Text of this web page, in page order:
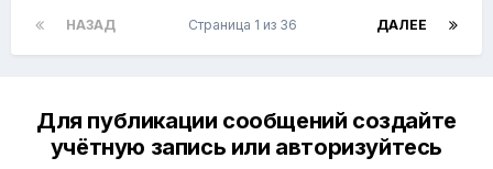
НАЗАД ДАЛЕЕ
Страница 1 из 36
Для публикации сообщений создайте
учётную запись или авторизуйтесь